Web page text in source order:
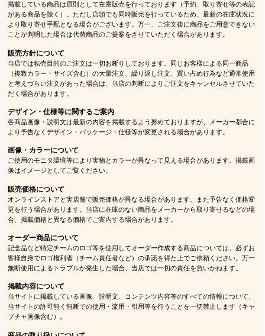
掲載している商品は原則として在庫販売を行っております（予約、取り寄せ等の表記
がある商品を除く）。ただし店頭でも同時販売を行っているため、最新の在庫状況に
より取り寄せ手配となる場合がございます。万一、ご注文後に商品をご用意できない
ことが判明した場合は代替商品のご提案をさせていただく場合があります。
販売方針について
当店では転売目的のご注文は一切お断りしております。同じお客様による同一商品
（複数カラー・サイズ含む）の大量注文、繰り返し注文、買い占め行為など通常使用
と考えづらい注文があった場合は、当店の判断によりご注文をキャンセルさせていた
だく場合があります。
デザイン・仕様等に関するご案内
各商品画像・説明文は最新の内容を掲載するよう努めておりますが、メーカー都合に
より予告なくデザイン・パッケージ・仕様等が変更される場合があります。
画像・カラーについて
ご使用のモニタ環境等により実物とカラーが異なって見える場合があります。掲載画
像はイメージとしてご覧ください。
販売価格について
オンラインストアと実店舗で販売価格が異なる場合があります。また予告なく価格変
更を行う場合があります。当店に在庫のない商品をメーカーから取り寄せるなどの場
合、掲載価格と異なる価格でご案内する場合があります。
オーダー商品について
記念品など特定チームのロゴ等を使用してオーダー作成する商品については、必ずお
客様自身でロゴ権利者（チーム責任者など）の承諾を得た上でご依頼ください。万一
無断使用によるトラブルが発生した場合、当店では一切の責任を負いかねます。
掲載内容について
当サイトに掲載している画像、説明文、コンテンツ内容等のすべての情報について、
当サイトの許可無く無断での使用・流用・引用等を行うことを一切禁止します（キャ
プチャ画像含む）。